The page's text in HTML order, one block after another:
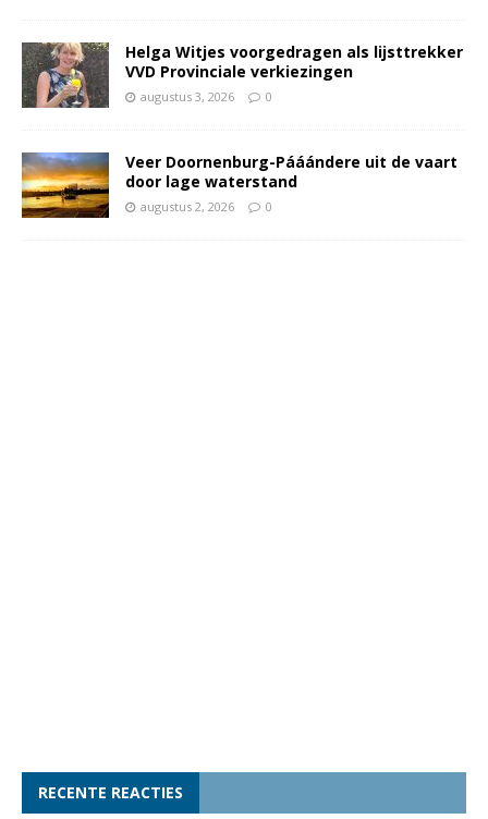
Helga Witjes voorgedragen als lijsttrekker
VVD Provinciale verkiezingen
augustus 3, 2026 0
Veer Doornenburg-Pááándere uit de vaart
door lage waterstand
augustus 2, 2026 0
RECENTE REACTIES